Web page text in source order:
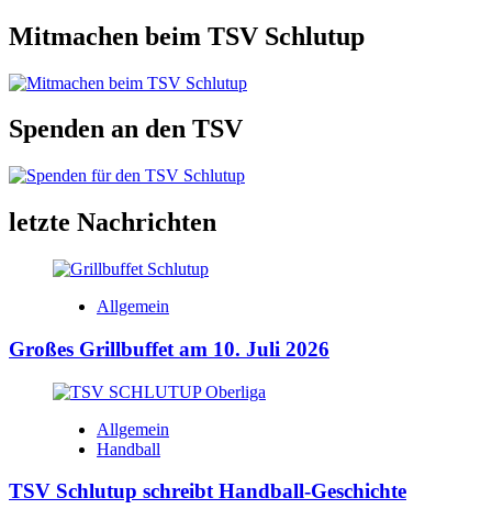
Mitmachen beim TSV Schlutup
Spenden an den TSV
letzte Nachrichten
Allgemein
Großes Grillbuffet am 10. Juli 2026
Allgemein
Handball
TSV Schlutup schreibt Handball-Geschichte